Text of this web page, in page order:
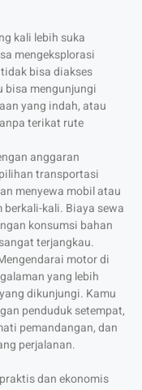
kali lebih suka
mengeksplorasi
bisa diakses
bisa mengunjungi
yang indah, atau
terikat rute
anggaran
transportasi
menyewa mobil atau
kali. Biaya sewa
konsumsi bahan
terjangkau.
motor di
yang lebih
dikunjungi. Kamu
penduduk setempat,
pemandangan, dan
perjalanan.
dan ekonomis